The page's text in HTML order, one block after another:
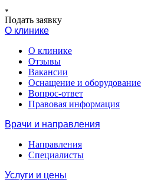
Подать заявку
О клинике
О клинике
Отзывы
Вакансии
Оснащение и оборудование
Вопрос-ответ
Правовая информация
Врачи и направления
Направления
Специалисты
Услуги и цены